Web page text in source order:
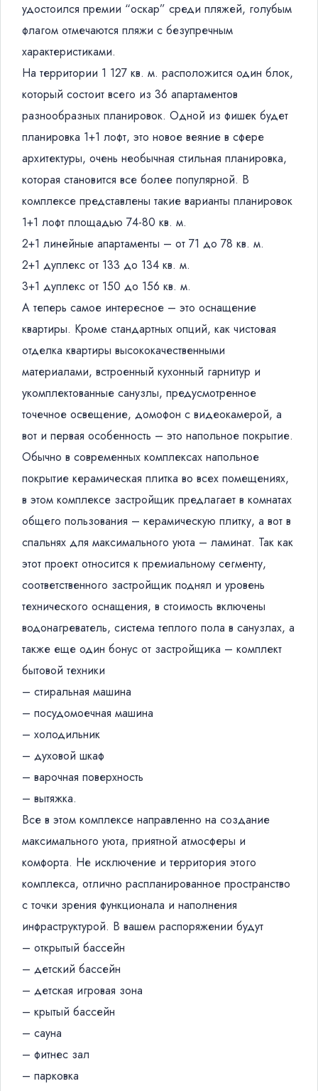
удостоился премии “оскар” среди пляжей, голубым
флагом отмечаются пляжи с безупречным
характеристиками.
На территории 1 127 кв. м. расположится один блок,
который состоит всего из 36 апартаментов
разнообразных планировок. Одной из фишек будет
планировка 1+1 лофт, это новое веяние в сфере
архитектуры, очень необычная стильная планировка,
которая становится все более популярной. В
комплексе представлены такие варианты планировок
1+1 лофт площадью 74-80 кв. м.
2+1 линейные апартаменты – от 71 до 78 кв. м.
2+1 дуплекс от 133 до 134 кв. м.
3+1 дуплекс от 150 до 156 кв. м.
А теперь самое интересное – это оснащение
квартиры. Кроме стандартных опций, как чистовая
отделка квартиры высококачественными
материалами, встроенный кухонный гарнитур и
укомплектованные санузлы, предусмотренное
точечное освещение, домофон с видеокамерой, а
вот и первая особенность – это напольное покрытие.
Обычно в современных комплексах напольное
покрытие керамическая плитка во всех помещениях,
в этом комплексе застройщик предлагает в комнатах
общего пользования – керамическую плитку, а вот в
спальнях для максимального уюта – ламинат. Так как
этот проект относится к премиальному сегменту,
соответственного застройщик поднял и уровень
технического оснащения, в стоимость включены
водонагреватель, система теплого пола в санузлах, а
также еще один бонус от застройщика – комплект
бытовой техники
– стиральная машина
– посудомоечная машина
– холодильник
– духовой шкаф
– варочная поверхность
– вытяжка.
Все в этом комплексе направленно на создание
максимального уюта, приятной атмосферы и
комфорта. Не исключение и территория этого
комплекса, отлично распланированное пространство
с точки зрения функционала и наполнения
инфраструктурой. В вашем распоряжении будут
– открытый бассейн
– детский бассейн
– детская игровая зона
– крытый бассейн
– сауна
– фитнес зал
– парковка